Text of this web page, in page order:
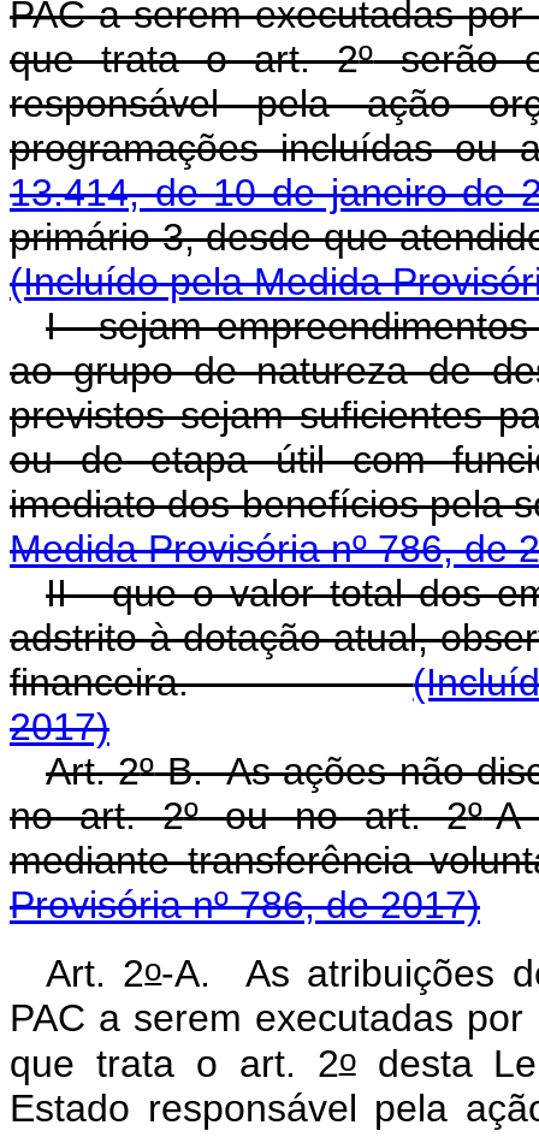
PAC a serem executadas
que trata o art. 2ºserão
responsável pela ação
programações incluídas ou
13.414, de 10 de janeiro de
primário 3, desde que
(Incluído pela Medida
I - sejam
ao grupo de natureza de
previstos sejam suficientes
ou de etapa útil com
imediato dos
Medida Provisória nº 786, de
II - que o valor total dos
adstrito à dotação atual,
financeira.
2017)
Art. 2º-B. As ações não
no art. 2ºou no art. 2º-A
mediante
Provisória nº 786, de 2017)
Art. 2o-A. As atribuições
PAC a serem executadas
que trata o art. 2odesta
Estado responsável pela